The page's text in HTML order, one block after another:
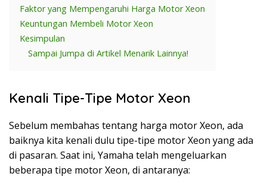
Faktor yang Mempengaruhi Harga Motor Xeon
Keuntungan Membeli Motor Xeon
Kesimpulan
Sampai Jumpa di Artikel Menarik Lainnya!
Kenali Tipe-Tipe Motor Xeon
Sebelum membahas tentang harga motor Xeon, ada
baiknya kita kenali dulu tipe-tipe motor Xeon yang ada
di pasaran. Saat ini, Yamaha telah mengeluarkan
beberapa tipe motor Xeon, di antaranya: